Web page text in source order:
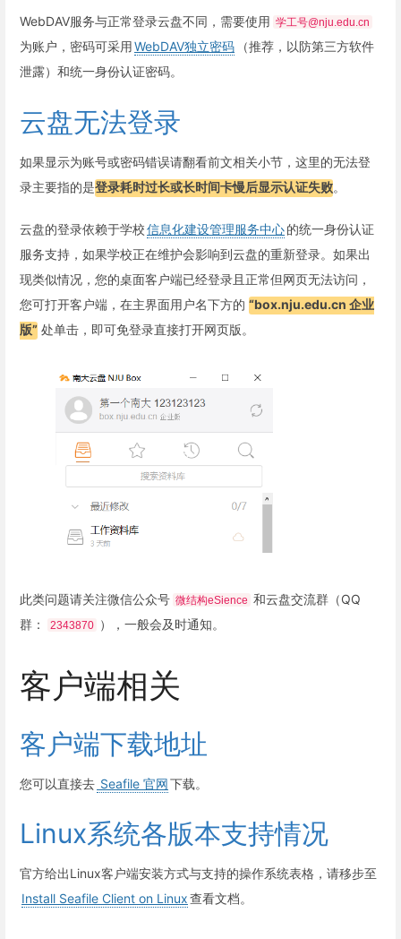
WebDAV服务与正常登录云盘不同，需要使用 学工号@nju.edu.cn
为账户，密码可采用 WebDAV独立密码
（推荐，以防第三方软件
泄露）和统一身份认证密码。
云盘无法登录
如果显示为账号或密码错误请翻看前文相关小节，这里的无法登
录主要指的是登录耗时过长或长时间卡慢后显示认证失败。
云盘的登录依赖于学校信息化建设管理服务中心的统一身份认证
服务支持，如果学校正在维护会影响到云盘的重新登录。如果出
现类似情况，您的桌面客户端已经登录且正常但网页无法访问，
您可打开客户端，在主界面用户名下方的 “box.nju.edu.cn 企业
版” 处单击，即可免登录直接打开网页版。
此类问题请关注微信公众号 微结构eSience 和云盘交流群（QQ
群：
2343870 ），一般会及时通知。
客户端相关
客户端下载地址
您可以直接去 Seafile 官网下载。
Linux系统各版本支持情况
官方给出Linux客户端安装方式与支持的操作系统表格，请移步至
Install Seafile Client on Linux查看文档。